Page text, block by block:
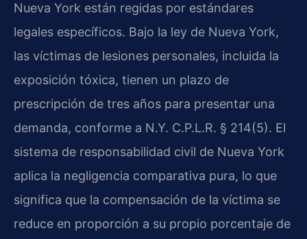
Nueva York están regidas por estándares
legales específicos. Bajo la ley de Nueva York,
las víctimas de lesiones personales, incluida la
exposición tóxica, tienen un plazo de
prescripción de tres años para presentar una
demanda, conforme a N.Y. C.P.L.R. § 214(5). El
sistema de responsabilidad civil de Nueva York
aplica la negligencia comparativa pura, lo que
significa que la compensación de la víctima se
reduce en proporción a su propio porcentaje de